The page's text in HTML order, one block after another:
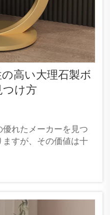
高い大理石製ボ
つけ方
れたメーカーを見つ
すが、その価値は十
クスは美しく、かつ
ギフトや装飾品とし
購入する際には、信